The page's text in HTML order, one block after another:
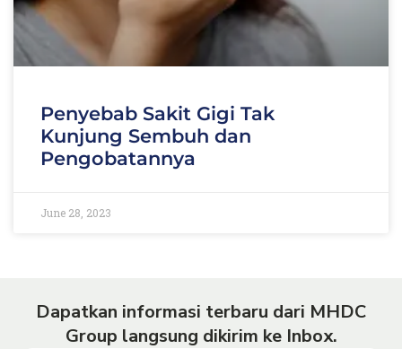
Penyebab Sakit Gigi Tak
Kunjung Sembuh dan
Pengobatannya
June 28, 2023
Dapatkan informasi terbaru dari MHDC
Group langsung dikirim ke Inbox.